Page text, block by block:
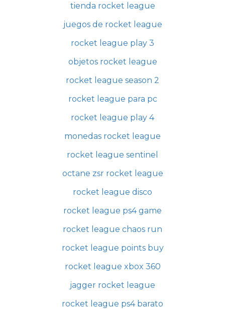
tienda rocket league
juegos de rocket league
rocket league play 3
objetos rocket league
rocket league season 2
rocket league para pc
rocket league play 4
monedas rocket league
rocket league sentinel
octane zsr rocket league
rocket league disco
rocket league ps4 game
rocket league chaos run
rocket league points buy
rocket league xbox 360
jagger rocket league
rocket league ps4 barato